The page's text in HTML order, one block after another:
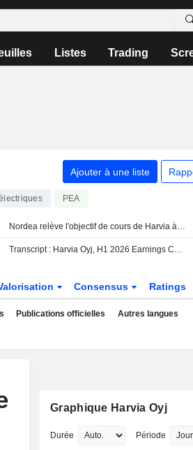
Listes Trading
Ajouter à une liste
PEA
Nordea relève l'objectif de cours de Harvia à 51 euros (49), maintient sa recommandation à l'achat
Transcript : Harvia Oyj, H1 2026 Earnings Call, Aug 06, 2026
Consensus Ratings
Publications officielles Autres langues
Graphique Harvia Oyj
Durée Période